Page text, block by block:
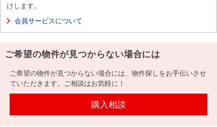
中古
マン
ンを
探す
築・
一戸
建て
す
無
料
定
却
談
売却
店舗のご
案内（首
案内（名
案内（関
ごあいさ
つ
要
Way
経営ビジ
ョン
組織図
役員一
沿革
本社地
図
新卒採用
情報
採用情報
採用情報
提携企業にお勤めの方
けします。
会員サービスについて
ご希望の物件が見つからない場合には
ご希望の物件が見つからない場合には、物件探しをお手伝いさせ
ていただきます。ご相談はお気軽に！
購入相談